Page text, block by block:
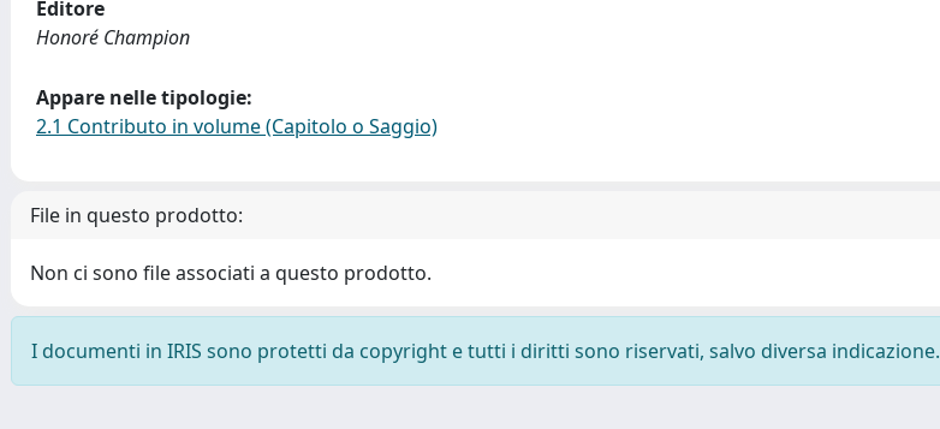
Editore
Honoré Champion
Appare nelle tipologie:
2.1 Contributo in volume (Capitolo o Saggio)
File in questo prodotto:
Non ci sono file associati a questo prodotto.
I documenti in IRIS sono protetti da copyright e tutti i diritti sono riservati, salvo diversa indicazione.